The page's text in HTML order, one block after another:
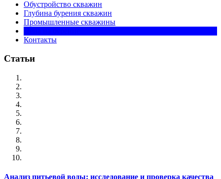
Обустройство скважин
Глубина бурения скважин
Промышленные скважины
Контакты
Статьи
Анализ питьевой воды: исследование и проверка качества